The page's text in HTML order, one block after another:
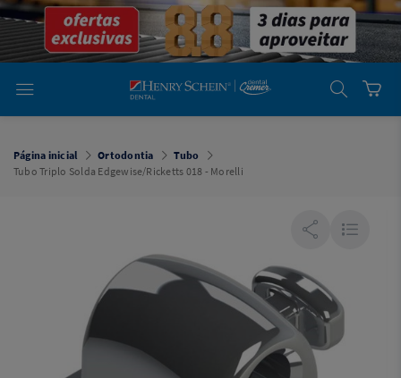
emDental
Cremer -
Henry Schein
Laboratório
Laboratório
Cremer -
Henry Schein
Você está
Dental
Cremer
Simples
Software
Página inicial Ortodontia
Tubo
Tubo Triplo Solda Edgewise/Ricketts 018 - Morelli